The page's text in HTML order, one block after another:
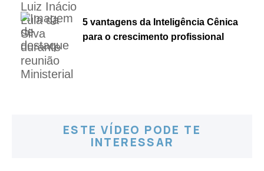
5 vantagens da Inteligência Cênica
para o crescimento profissional
ESTE VÍDEO PODE TE
INTERESSAR